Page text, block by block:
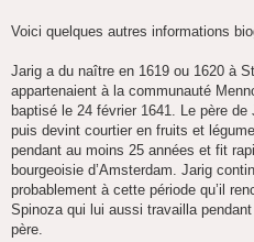
a
g
Voici quelques autres informations
Jarig a du naître en 1619 ou 1620 à
appartenaient à la communauté
baptisé le 24 février 1641. Le père
puis devint courtier en fruits et
pendant au moins 25 années et fit
bourgeoisie d’Amsterdam. Jarig
probablement à cette période qu’il
Spinoza qui lui aussi travailla
père.